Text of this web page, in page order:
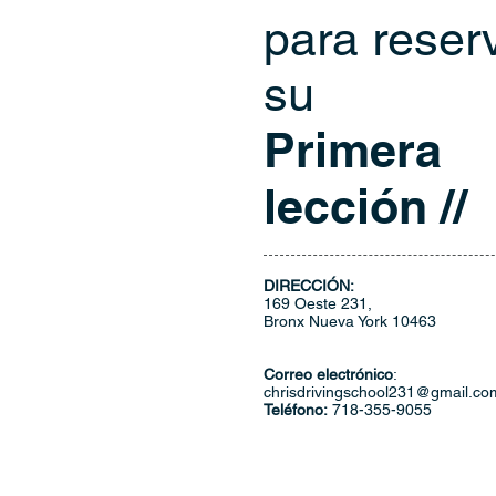
para
su
Primera
lección //
DIRECCIÓN:
169 Oeste 231,
Bronx Nueva York 10463
Correo electrónico:
Teléfono: 718-355-9055